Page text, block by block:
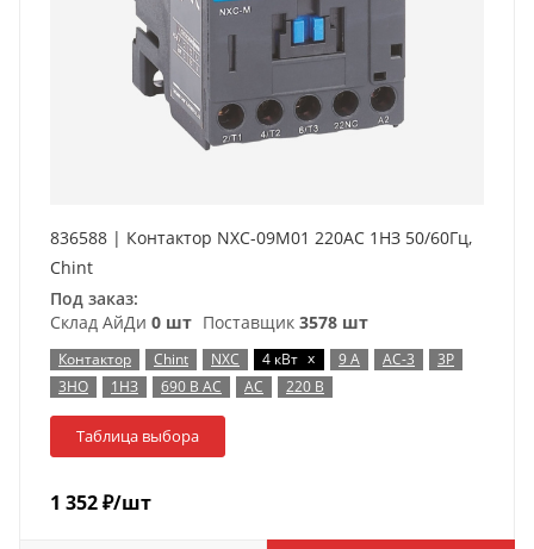
836588 | Контактор NXC-09M01 220AC 1НЗ 50/60Гц,
Chint
Под заказ:
Склад АйДи 0 шт Поставщик 3578 шт
Контактор Chint NXC 4 кВт x 9 А AC-3
3P
3НО
1НЗ 690 В AC AC 220 В
Таблица выбора
1 352₽/шт